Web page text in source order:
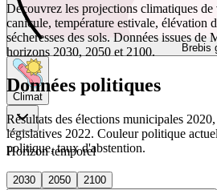
Brebis
Climat
Horizon temporel
2030 2050
2100
Découvrez les projections climatiques de
canicule, température estivale, élévation
sécheresses des sols. Données issues
horizons 2030, 2050 et 2100.
Données politiques
Résultats des élections municipales
législatives 2022. Couleur politique
politique, taux d'abstention.